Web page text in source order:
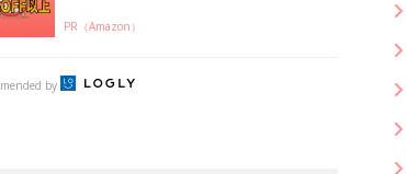
PR（Amazon）
by